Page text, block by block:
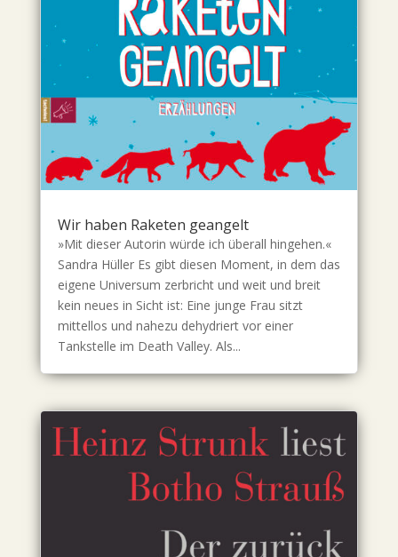
Wir haben Raketen geangelt
»Mit dieser Autorin würde ich überall hingehen.«
Sandra Hüller Es gibt diesen Moment, in dem das
eigene Universum zerbricht und weit und breit
kein neues in Sicht ist: Eine junge Frau sitzt
mittellos und nahezu dehydriert vor einer
Tankstelle im Death Valley. Als...